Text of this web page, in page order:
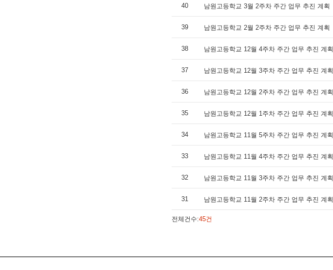
40 남원고등학교 3월 2주차 주간 업무 추진 계획
39 남원고등학교 2월 2주차 주간 업무 추진 계획
38 남원고등학교 12월 4주차 주간 업무 추진 계획
37 남원고등학교 12월 3주차 주간 업무 추진 계획
36 남원고등학교 12월 2주차 주간 업무 추진 계획
35 남원고등학교 12월 1주차 주간 업무 추진 계획
34 남원고등학교 11월 5주차 주간 업무 추진 계획
33 남원고등학교 11월 4주차 주간 업무 추진 계획
32 남원고등학교 11월 3주차 주간 업무 추진 계획
31 남원고등학교 11월 2주차 주간 업무 추진 계획
전체건수:45건